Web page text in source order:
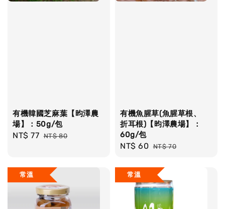
有機韓國芝麻葉【昀澤農
場】：50g/包
Sale
NT$ 77 Regular
NT$ 80
有機魚腥草(魚腥草根、
折耳根)【昀澤農場】：
60g/包
Sale
NT$ 60 Regular
NT$ 70
常溫 常溫